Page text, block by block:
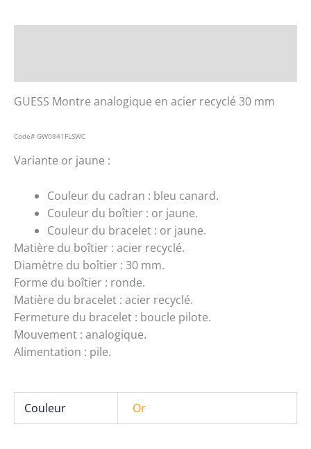
mm
GUESS Montre analogique en acier recyclé 30 mm
Code# GW0841FLSWC
Variante or jaune :
Couleur du cadran : bleu canard.
Couleur du boîtier : or jaune.
Couleur du bracelet : or jaune.
Matière du boîtier : acier recyclé.
Diamètre du boîtier : 30 mm.
Forme du boîtier : ronde.
Matière du bracelet : acier recyclé.
Fermeture du bracelet : boucle pilote.
Mouvement : analogique.
Alimentation : pile.
Couleur Or